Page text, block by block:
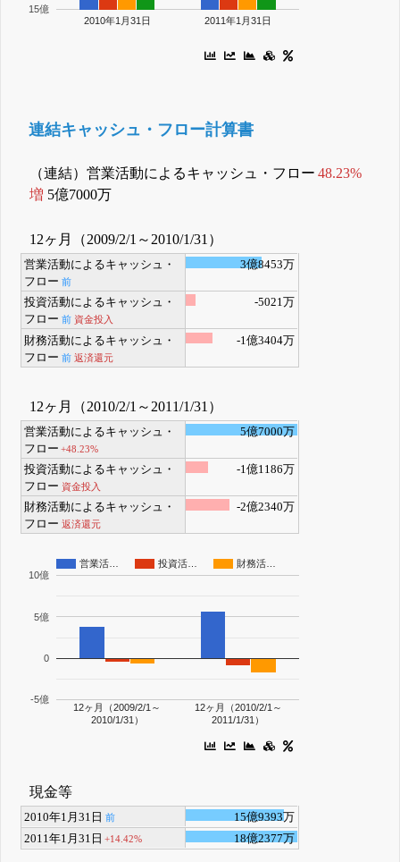
2010年1月31日 2011年1月31日
15億
連結キャッシュ・フロー計算書
（連結）営業活動によるキャッシュ・フロー 48.23%
増 5億7000万
12ヶ月（2009/2/1～2010/1/31）
営業活動によるキャッシュ・
フロー 前
3億8453万
投資活動によるキャッシュ・
フロー 前 資金投入
-5021万
財務活動によるキャッシュ・
フロー 前 返済還元
-1億3404万
12ヶ月（2010/2/1～2011/1/31）
営業活動によるキャッシュ・
フロー +48.23%
5億7000万
投資活動によるキャッシュ・
フロー 資金投入
-1億1186万
財務活動によるキャッシュ・
フロー 返済還元
-2億2340万
営業活… 投資活… 財務活…
12ヶ月（2009/2/1～
2010/1/31）
12ヶ月（2010/2/1～
2011/1/31）
-5億
0
5億
10億
現金等
2010年1月31日 前
15億9393万
2011年1月31日 +14.42% 18億2377万